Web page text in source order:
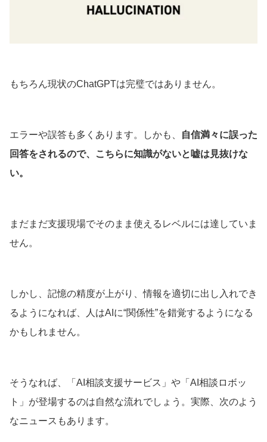
もちろん現状のChatGPTは完璧ではありません。
エラーや誤答も多くあります。しかも、
自信満々に誤った
回答をされるので、こちらに知識がないと嘘は見抜けな
い。
まだまだ支援現場でそのまま使えるレベルには達していま
せん。
しかし、記憶の精度が上がり、情報を適切に出し入れでき
るようになれば、人はAIに“関係性”を錯覚するようになる
かもしれません。
そうなれば、「AI相談支援サービス」や「AI相談ロボッ
ト」が登場するのは自然な流れでしょう。実際、次のよう
なニュースもあります。